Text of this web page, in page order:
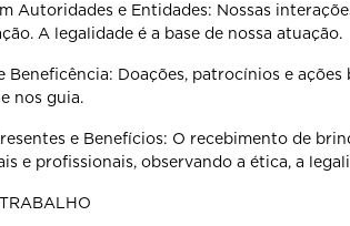
Autoridades e Entidades: Nossas
A legalidade é a base de nossa atuação.
Beneficência: Doações, patrocínios e ações
nos guia.
e Benefícios: O recebimento de
e profissionais, observando a ética, a